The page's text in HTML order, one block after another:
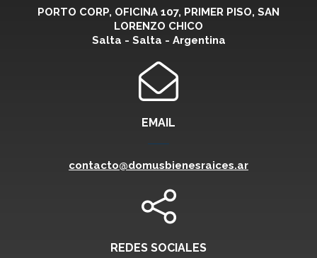
PORTO CORP, OFICINA 107, PRIMER PISO, SAN
LORENZO CHICO
Salta - Salta - Argentina
EMAIL
contacto@domusbienesraices.ar
REDES SOCIALES